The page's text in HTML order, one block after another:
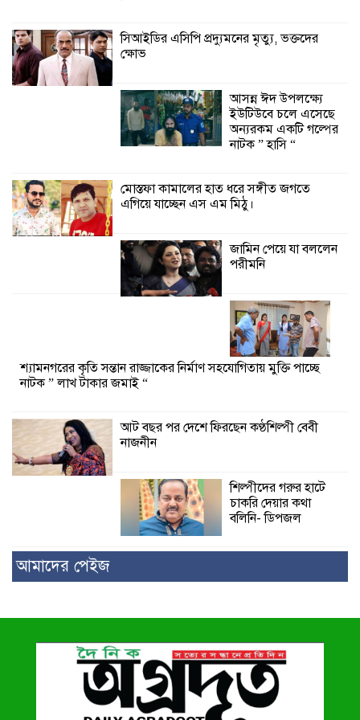
শ্যামনগরে জলবায়ু সহনশীল জনগোষ্ঠী গঠনে
বিনিময় সভা
শ্যামনগরে বনবিভাগ ও সিএমসির সাথে
জেলেদের মতবিনিময় সভা
সিআইডির এসিপি প্রদ্যুমনের মৃত্যু, ভক্তদের
ক্ষোভ
আসন্ন ঈদ উপলক্ষ্যে
ইউটিউবে চলে এসেছে
অন্যরকম একটি গল্পের
নাটক ” হাসি “
মোস্তফা কামালের হাত ধরে সঙ্গীত জগতে
এগিয়ে যাচ্ছেন এস এম মিঠু।
জামিন পেয়ে যা বললেন
পরীমনি
শ্যামনগরের কৃতি সন্তান রাজ্জাকের নির্মাণ সহযোগিতায় মুক্তি পাচ্ছে
নাটক ” লাখ টাকার জমাই “
আট বছর পর দেশে ফিরছেন কণ্ঠশিল্পী বেবী
নাজনীন
শিল্পীদের গরুর হাটে
চাকরি দেয়ার কথা
বলিনি- ডিপজল
আমাদের পেইজ